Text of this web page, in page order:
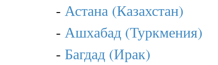
- Астана (Казахстан)
- Ашхабад (Туркмения)
- Багдад (Ирак)